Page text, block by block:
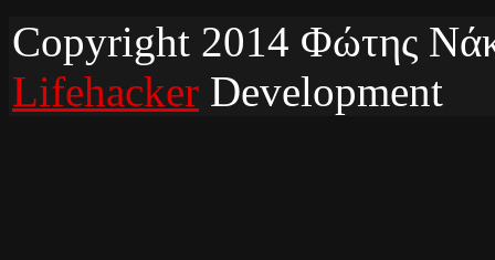
Copyright 2014 Φώτης
Lifehacker Development